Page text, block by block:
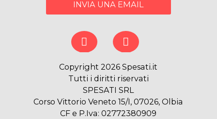
INVIA UNA EMAIL
Copyright 2026 Spesati.it
Tutti i diritti riservati
SPESATI SRL
Corso Vittorio Veneto 15/I, 07026, Olbia
CF e P.Iva: 02772380909